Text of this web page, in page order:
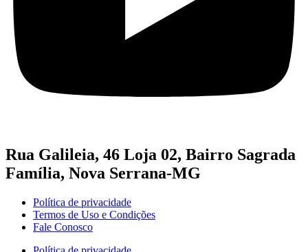
Rua Galileia, 46 Loja 02, Bairro Sagrada
Família, Nova Serrana-MG
Política de privacidade
Termos de Uso e Condições
Fale Conosco